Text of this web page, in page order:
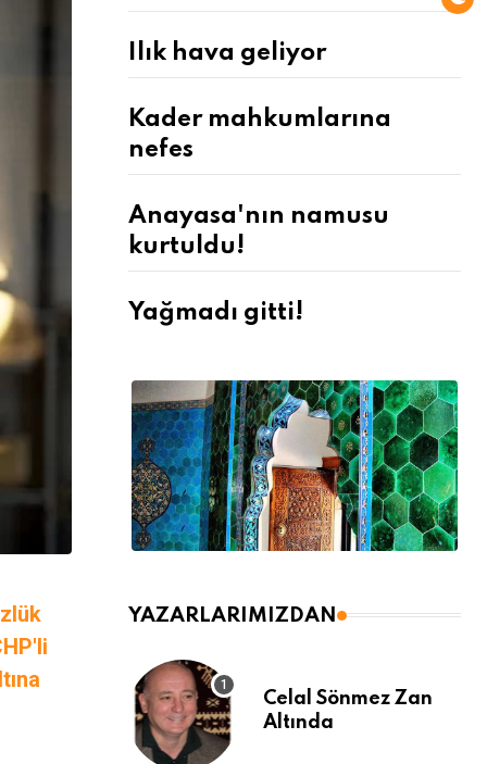
Ilık hava geliyor
Kader mahkumlarına
nefes
Anayasa'nın namusu
kurtuldu!
Yağmadı gitti!
YAZARLARIMIZDAN
Celal Sönmez Zan
Altında